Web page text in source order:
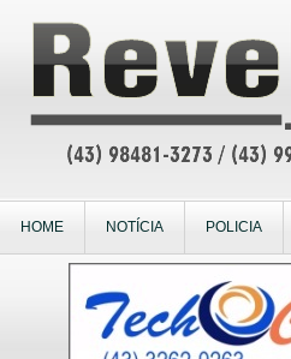
HOME NOTÍCIA POLICIA